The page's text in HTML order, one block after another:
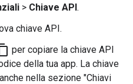
> Chiave API.
chiave API.
per copiare la chiave API
della tua app. La chiave
nella sezione "Chiavi